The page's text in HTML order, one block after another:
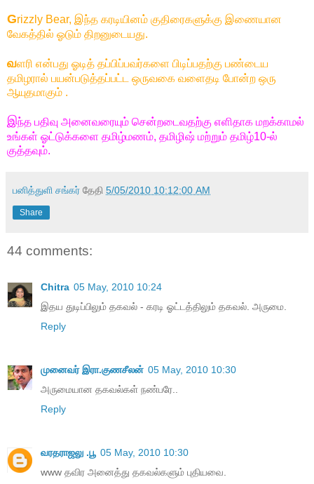
Grizzly Bear, இந்த கரடியினம் குதிரைகளுக்கு இணையான
வேகத்தில் ஓடும் திறனுடையது.
வளரி என்பது ஓடித் தப்பிப்பவர்களை பிடிப்பதற்கு பண்டைய
தமிழரால் பயன்படுத்தப்பட்ட ஒருவகை வளைதடி போன்ற ஒரு
ஆயுதமாகும் .
இந்த பதிவு அனைவரையும் சென்றடைவதற்கு எளிதாக மறக்காமல்
உங்கள் ஓட்டுக்களை தமிழ்மணம், தமிழிஷ் மற்றும் தமிழ்10-ல்
குத்தவும்.
பனித்துளி சங்கர் தேதி 5/05/2010 10:12:00 AM
Share
44 comments:
Chitra 05 May, 2010 10:24
இதய துடிப்பிலும் தகவல் - கரடி ஓட்டத்திலும் தகவல். அருமை.
Reply
முனைவர் இரா.குணசீலன் 05 May, 2010 10:30
அருமையான தகவல்கள் நண்பரே..
Reply
வரதராஜலு .பூ 05 May, 2010 10:30
www தவிர அனைத்து தகவல்களும் புதியவை.